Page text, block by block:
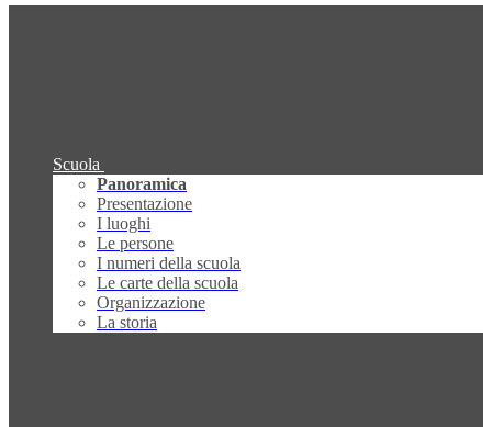
Scuola
Panoramica
Presentazione
I luoghi
Le persone
I numeri della scuola
Le carte della scuola
Organizzazione
La storia